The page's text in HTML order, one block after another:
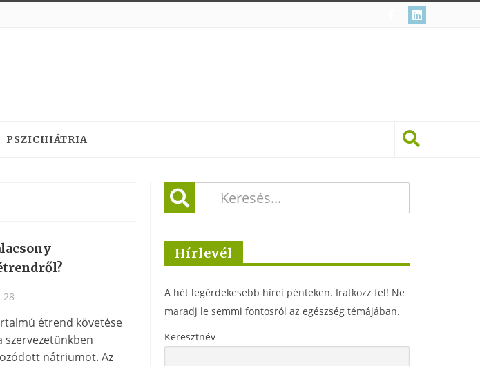
PSZICHIÁTRIA
étrend követése
szervezetünkben
nátriumot. Az
Hírlevél
A hét legérdekesebb hírei pénteken. Iratkozz fel! Ne
maradj le semmi fontosról az egészség témájában.
Keresztnév